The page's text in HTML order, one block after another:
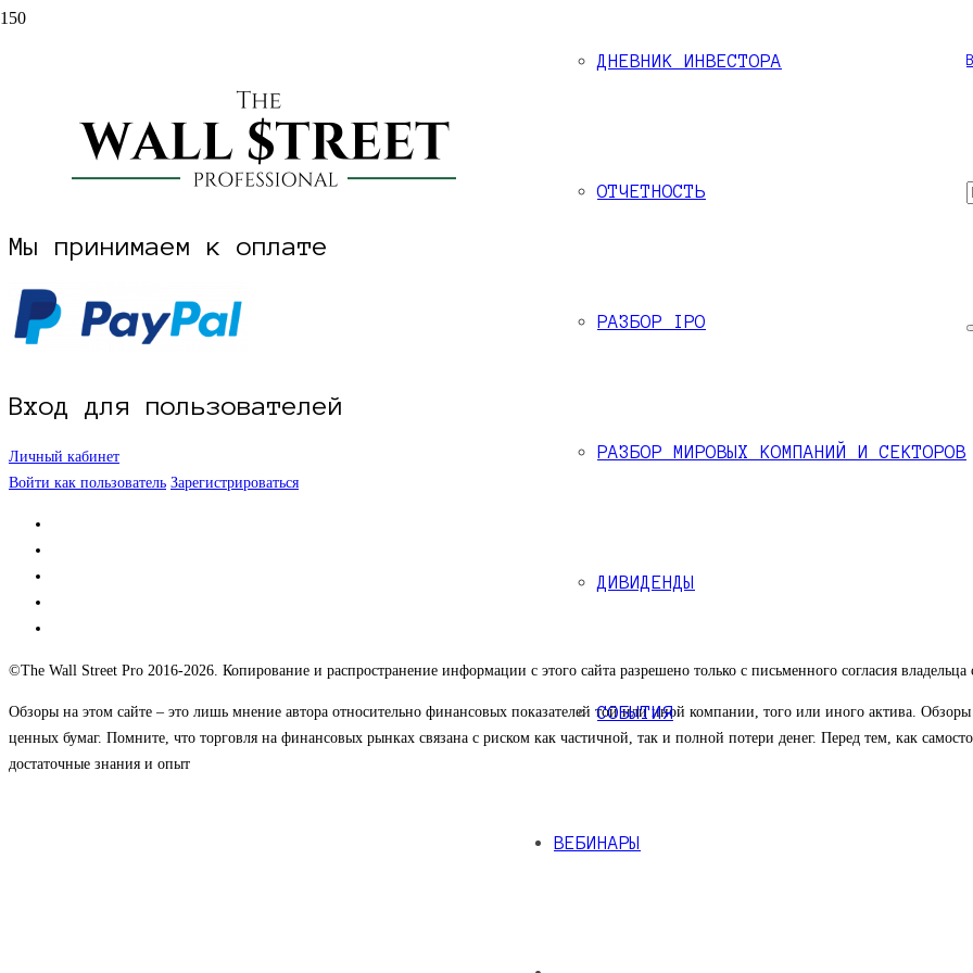
ДНЕВНИК ИНВЕСТОРА
ОТЧЕТНОСТЬ
РАЗБОР IPO
РАЗБОР МИРОВЫХ КОМПАНИЙ И СЕКТОРОВ
ДИВИДЕНДЫ
СОБЫТИЯ
ВЕБИНАРЫ
Проект The Wall Street Pro создан трейдером и инвестором Дмитрием Черемушкиным для написания аналитических материалов по финансовым
Мы принимаем к оплате
Вход для пользователей
Личный кабинет
Войти как пользователь Зарегистрироваться
©The Wall Street Pro 2016-2026. Копирование и распространение информации с этого сайта разрешено только с письменного согласия
Обзоры на этом сайте – это лишь мнение автора относительно финансовых показателей той или иной компании, того или иного актива.
ценных бумаг. Помните, что торговля на финансовых рынках связана с риском как частичной, так и полной потери денег. Перед тем, как
достаточные знания и опыт